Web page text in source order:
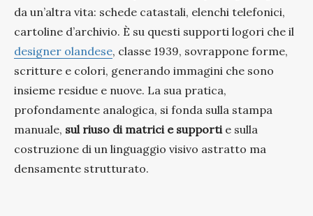
da un’altra vita: schede catastali, elenchi telefonici,
cartoline d’archivio. È su questi supporti logori che il
designer olandese, classe 1939, sovrappone forme,
scritture e colori, generando immagini che sono
insieme residue e nuove. La sua pratica,
profondamente analogica, si fonda sulla stampa
manuale, sul riuso di matrici e supporti e sulla
costruzione di un linguaggio visivo astratto ma
densamente strutturato.